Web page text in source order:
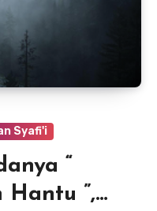
Syafi'i
“
Hantu ”,